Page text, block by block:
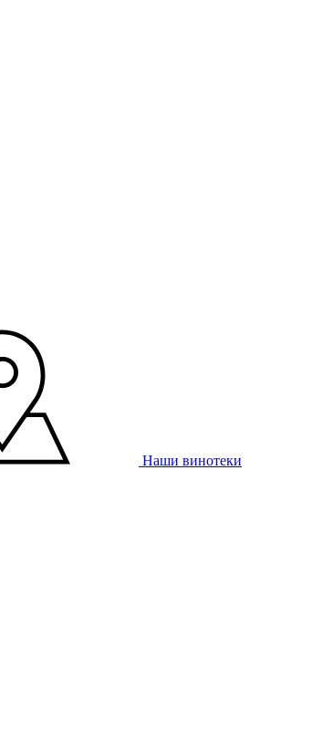
Наши винотеки